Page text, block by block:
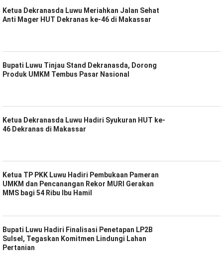
Ketua Dekranasda Luwu Meriahkan Jalan Sehat
Anti Mager HUT Dekranas ke-46 di Makassar
Bupati Luwu Tinjau Stand Dekranasda, Dorong
Produk UMKM Tembus Pasar Nasional
Ketua Dekranasda Luwu Hadiri Syukuran HUT ke-
46 Dekranas di Makassar
Ketua TP PKK Luwu Hadiri Pembukaan Pameran
UMKM dan Pencanangan Rekor MURI Gerakan
MMS bagi 54 Ribu Ibu Hamil
Bupati Luwu Hadiri Finalisasi Penetapan LP2B
Sulsel, Tegaskan Komitmen Lindungi Lahan
Pertanian